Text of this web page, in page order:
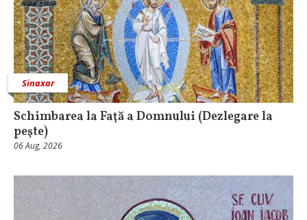
Sinaxar
Schimbarea la Faţă a Domnului (Dezlegare la
peşte)
06 Aug, 2026